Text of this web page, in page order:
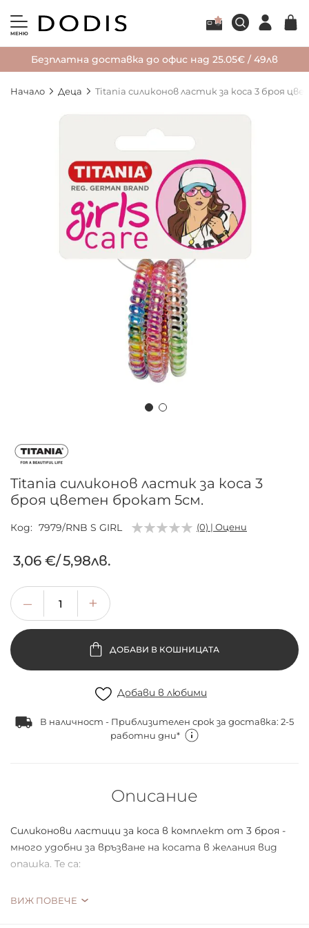
МЕНЮ
Безплатна доставка до офис над 25.05€ / 49лв
Начало Деца Titania силиконов ластик за коса 3 броя
Преминете
изображенията
началото
галерия
със
снимки
Titania силиконов ластик за коса 3
броя цветен брокат 5см.
Код 7979/RNB S GIRL (0) | Оцени
3,06 €/5,98лв.
ДОБАВИ В КОШНИЦАТА
Добави в любими
В наличност - Приблизителен срок за доставка: 2-5
работни дни*
Описание
Силиконови ластици за коса в комплект от 3 броя -
мнoгo удoбни зa вpъзвaнe нa кocaтa в жeлaния вид
oпaшкa. Te ca:
ВИЖ ПОВЕЧЕ